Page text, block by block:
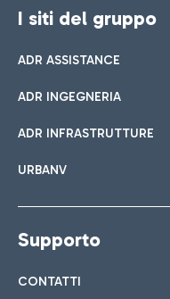
I siti del gruppo
ADR ASSISTANCE
ADR INGEGNERIA
ADR INFRASTRUTTURE
URBANV
Supporto
CONTATTI